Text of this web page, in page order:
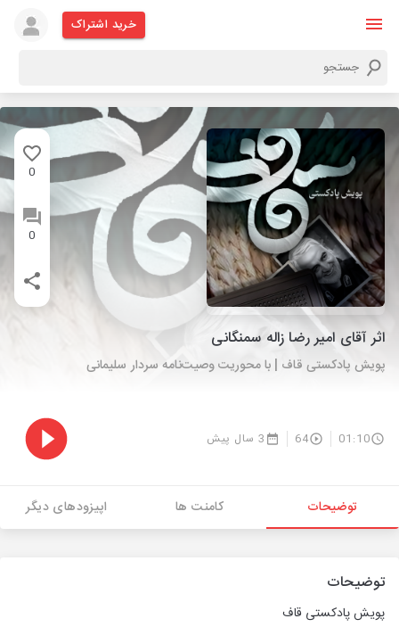
خرید اشتراک
0
0
اثر آقای امیر رضا زاله سمنگانی
پویش پادکستی قاف | با محوریت وصیت‌نامه سردار سلیمانی
01:10
64 3 سال پیش
توضیحات کامنت ها اپیزودهای دیگر
توضیحات
پویش پادکستی قاف